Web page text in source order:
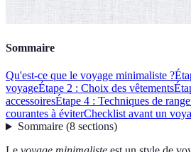
Sommaire
Qu'est-ce que le voyage minimaliste ?
voyageÉtape 2 : Choix des vêtements
accessoiresÉtape 4 : Techniques de
courantes à éviterChecklist avant un
Sommaire(8 sections)